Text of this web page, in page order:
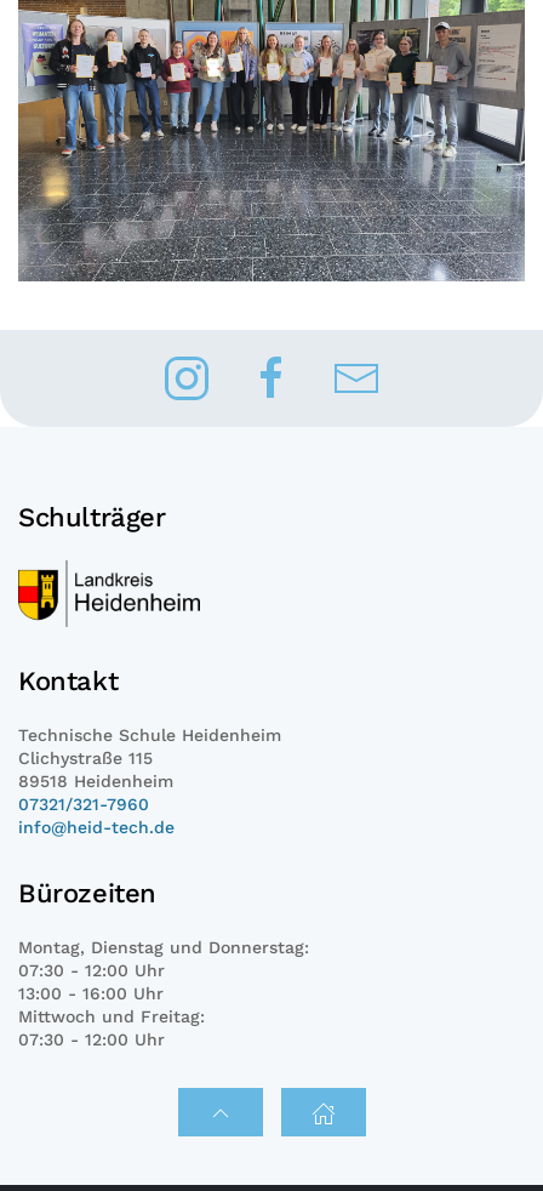
Schulträger
Kontakt
Technische Schule Heidenheim
Clichystraße 115
89518 Heidenheim
07321/321-7960
info@heid-tech.de
Bürozeiten
Montag, Dienstag und Donnerstag:
07:30 - 12:00 Uhr
13:00 - 16:00 Uhr
Mittwoch und Freitag:
07:30 - 12:00 Uhr